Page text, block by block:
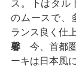
ス。下はタル
のムースで、
ランス良く仕
馨 今、首都
ーキは日本風